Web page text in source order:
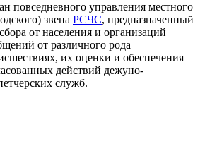
повседневного управления местного
звена РСЧС, предназначенный
от населения и организаций
от различного рода
их оценки и обеспечения
действий дежуно-
служб.